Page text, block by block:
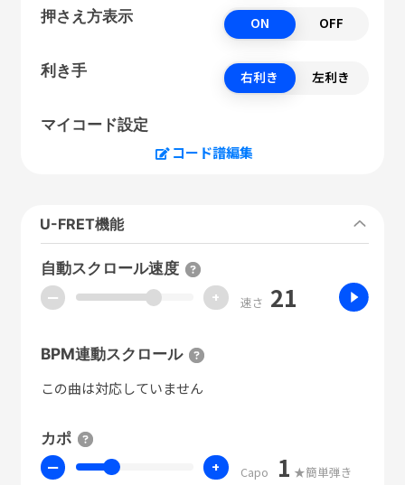
押さえ方表示 ON OFF
利き手 右利き 左利き
マイコード設定
コード譜編集
U-FRET機能
自動スクロール速度
ー + 速さ 21
BPM連動スクロール
この曲は対応していません
カポ
ー + Capo 1 ★簡単弾き